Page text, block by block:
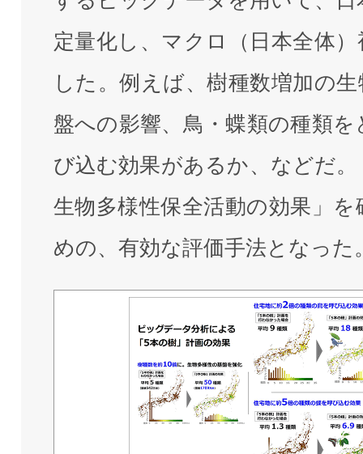
定量化し、マクロ（日本全体
した。例えば、樹種数増加の
盤への影響、鳥・蝶類の種類
び込む効果があるか、などだ
生物多様性保全活動の効果」を
めの、有効な評価手法となった